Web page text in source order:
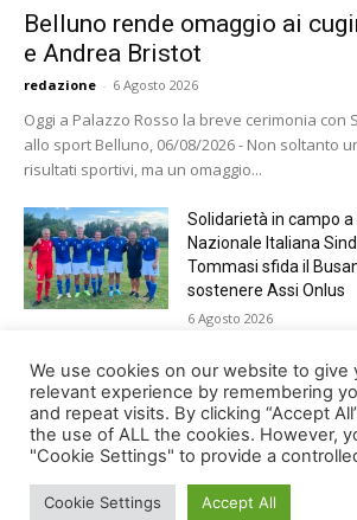
Belluno rende omaggio ai
e Andrea Bristot
redazione - 6 Agosto 2026
Oggi a Palazzo Rosso la breve cerimonia con
allo sport Belluno, 06/08/2026 - Non soltanto
risultati sportivi, ma un omaggio...
Solidarietà in campo a
Nazionale Italiana
Tommasi sfida il
sostenere Assi Onlus
6 Agosto 2026
Shade, Dolcenera,
Benji&Fede e molti
Jesolo con Radio
5 Agosto 2026
We use cookies on our website to give
relevant experience by remembering
and repeat visits. By clicking “Accept
the use of ALL the cookies. However,
"Cookie Settings" to provide a
Cookie Settings Accept All